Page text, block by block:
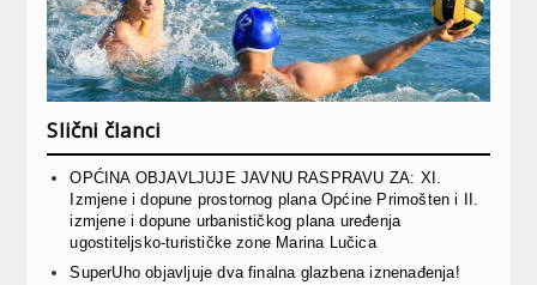
Slični članci
OPĆINA OBJAVLJUJE JAVNU RASPRAVU ZA: XI.
Izmjene i dopune prostornog plana Općine Primošten i II.
izmjene i dopune urbanističkog plana uređenja
ugostiteljsko-turističke zone Marina Lučica
SuperUho objavljuje dva finalna glazbena iznenađenja!